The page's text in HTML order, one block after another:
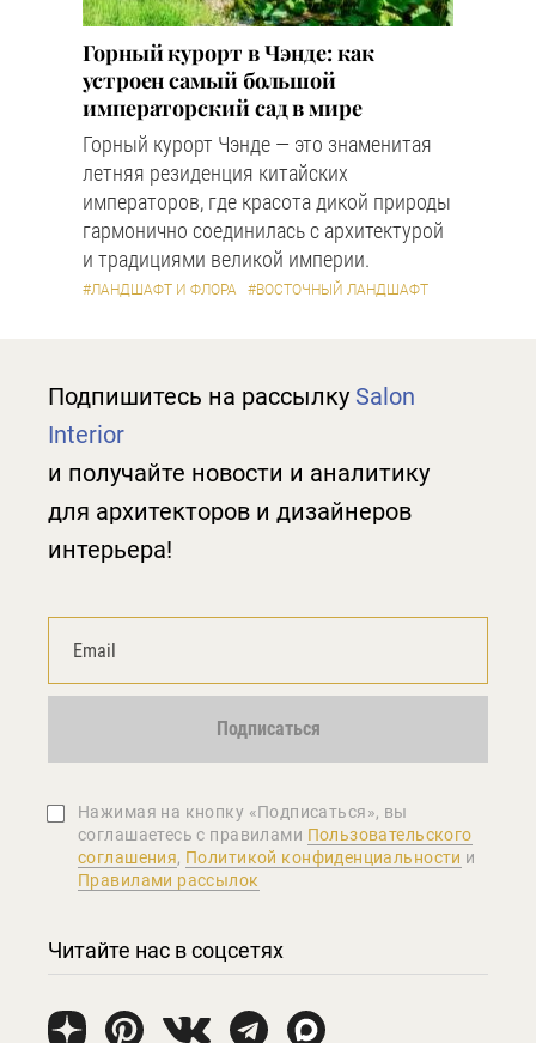
Горный курорт в Чэнде: как
устроен самый большой
императорский сад в мире
Горный курорт Чэнде — это знаменитая
летняя резиденция китайских
императоров, где красота дикой природы
гармонично соединилась с архитектурой
и традициями великой империи.
#ЛАНДШАФТ И ФЛОРА #ВОСТОЧНЫЙ ЛАНДШАФТ
Подпишитесь на рассылку Salon
Interior
и получайте новости и аналитику
для архитекторов и дизайнеров
интерьера!
Подписаться
Нажимая на кнопку «Подписаться», вы
соглашаетеcь с правилами Пользовательского
соглашения, Политикой конфиденциальности и
Правилами рассылок
Читайте нас в соцсетях